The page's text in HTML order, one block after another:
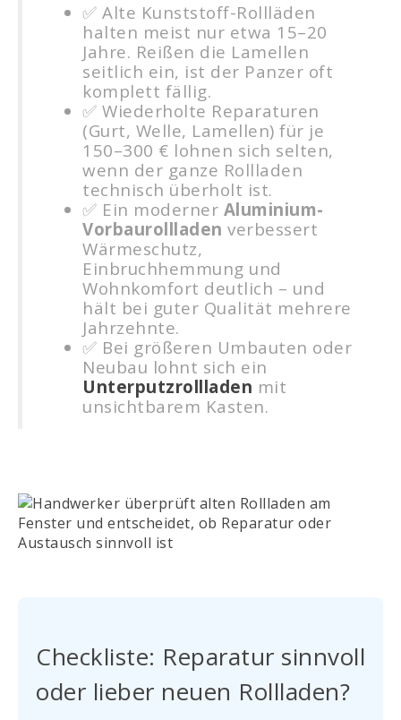
✅ Alte Kunststoff-Rollläden
halten meist nur etwa 15–20
Jahre. Reißen die Lamellen
seitlich ein, ist der Panzer oft
komplett fällig.
✅ Wiederholte Reparaturen
(Gurt, Welle, Lamellen) für je
150–300 € lohnen sich selten,
wenn der ganze Rollladen
technisch überholt ist.
✅ Ein moderner Aluminium-
Vorbaurollladen verbessert
Wärmeschutz,
Einbruchhemmung und
Wohnkomfort deutlich – und
hält bei guter Qualität mehrere
Jahrzehnte.
✅ Bei größeren Umbauten oder
Neubau lohnt sich ein
Unterputzrollladen mit
unsichtbarem Kasten.
Checkliste: Reparatur sinnvoll
oder lieber neuen Rollladen?